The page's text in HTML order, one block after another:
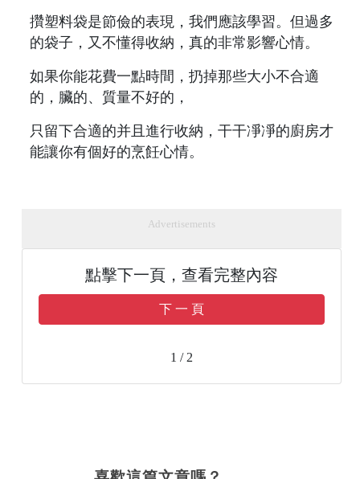
攢塑料袋是節儉的表現，我們應該學習。但過多
的袋子，又不懂得收納，真的非常影響心情。
如果你能花費一點時間，扔掉那些大小不合適
的，臟的、質量不好的，
只留下合適的并且進行收納，干干凈凈的廚房才
能讓你有個好的烹飪心情。
Advertisements
點擊下一頁，查看完整內容
下 一 頁
1 / 2